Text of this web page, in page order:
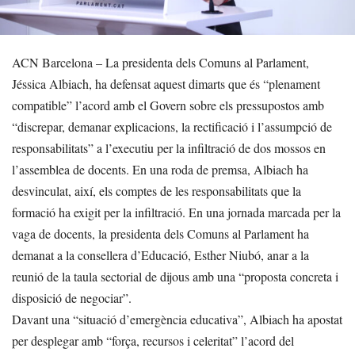
ACN Barcelona – La presidenta dels Comuns al Parlament,
Jéssica Albiach, ha defensat aquest dimarts que és “plenament
compatible” l’acord amb el Govern sobre els pressupostos amb
“discrepar, demanar explicacions, la rectificació i l’assumpció de
responsabilitats” a l’executiu per la infiltració de dos mossos en
l’assemblea de docents. En una roda de premsa, Albiach ha
desvinculat, així, els comptes de les responsabilitats que la
formació ha exigit per la infiltració. En una jornada marcada per la
vaga de docents, la presidenta dels Comuns al Parlament ha
demanat a la consellera d’Educació, Esther Niubó, anar a la
reunió de la taula sectorial de dijous amb una “proposta concreta i
disposició de negociar”.
Davant una “situació d’emergència educativa”, Albiach ha apostat
per desplegar amb “força, recursos i celeritat” l’acord del